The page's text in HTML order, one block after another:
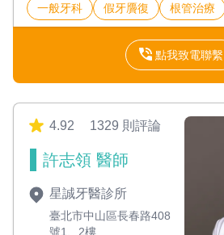
一般牙科 假牙贗復 根管治療
點我致電聯繫
4.92 1329 則評論
許志領 醫師
星誠牙醫診所
臺北市中山區長春路408
號1、2樓